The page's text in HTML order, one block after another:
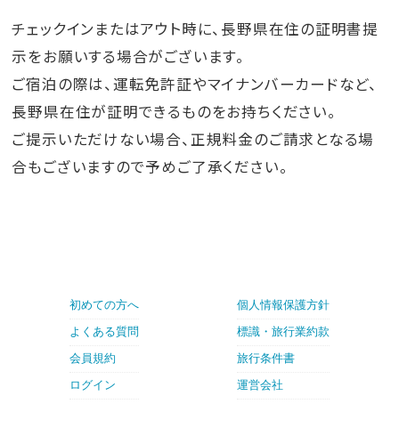
チェックインまたはアウト時に、長野県在住の証明書提
示をお願いする場合がございます。
ご宿泊の際は、運転免許証やマイナンバーカードなど、
長野県在住が証明できるものをお持ちください。
ご提示いただけない場合、正規料金のご請求となる場
合もございますので予めご了承ください。
初めての方へ
よくある質問
会員規約
ログイン
個人情報保護方針
標識・旅行業約款
旅行条件書
運営会社